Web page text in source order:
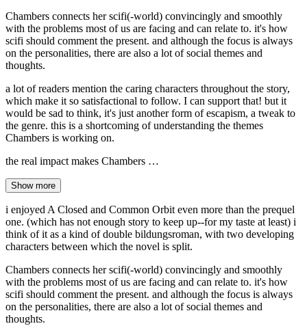
Chambers connects her scifi(-world) convincingly and smoothly
with the problems most of us are facing and can relate to. it's how
scifi should comment the present. and although the focus is always
on the personalities, there are also a lot of social themes and
thoughts.
a lot of readers mention the caring characters throughout the story,
which make it so satisfactional to follow. I can support that! but it
would be sad to think, it's just another form of escapism, a tweak to
the genre. this is a shortcoming of understanding the themes
Chambers is working on.
the real impact makes Chambers …
Show more
i enjoyed A Closed and Common Orbit even more than the prequel
one. (which has not enough story to keep up--for my taste at least) i
think of it as a kind of double bildungsroman, with two developing
characters between which the novel is split.
Chambers connects her scifi(-world) convincingly and smoothly
with the problems most of us are facing and can relate to. it's how
scifi should comment the present. and although the focus is always
on the personalities, there are also a lot of social themes and
thoughts.